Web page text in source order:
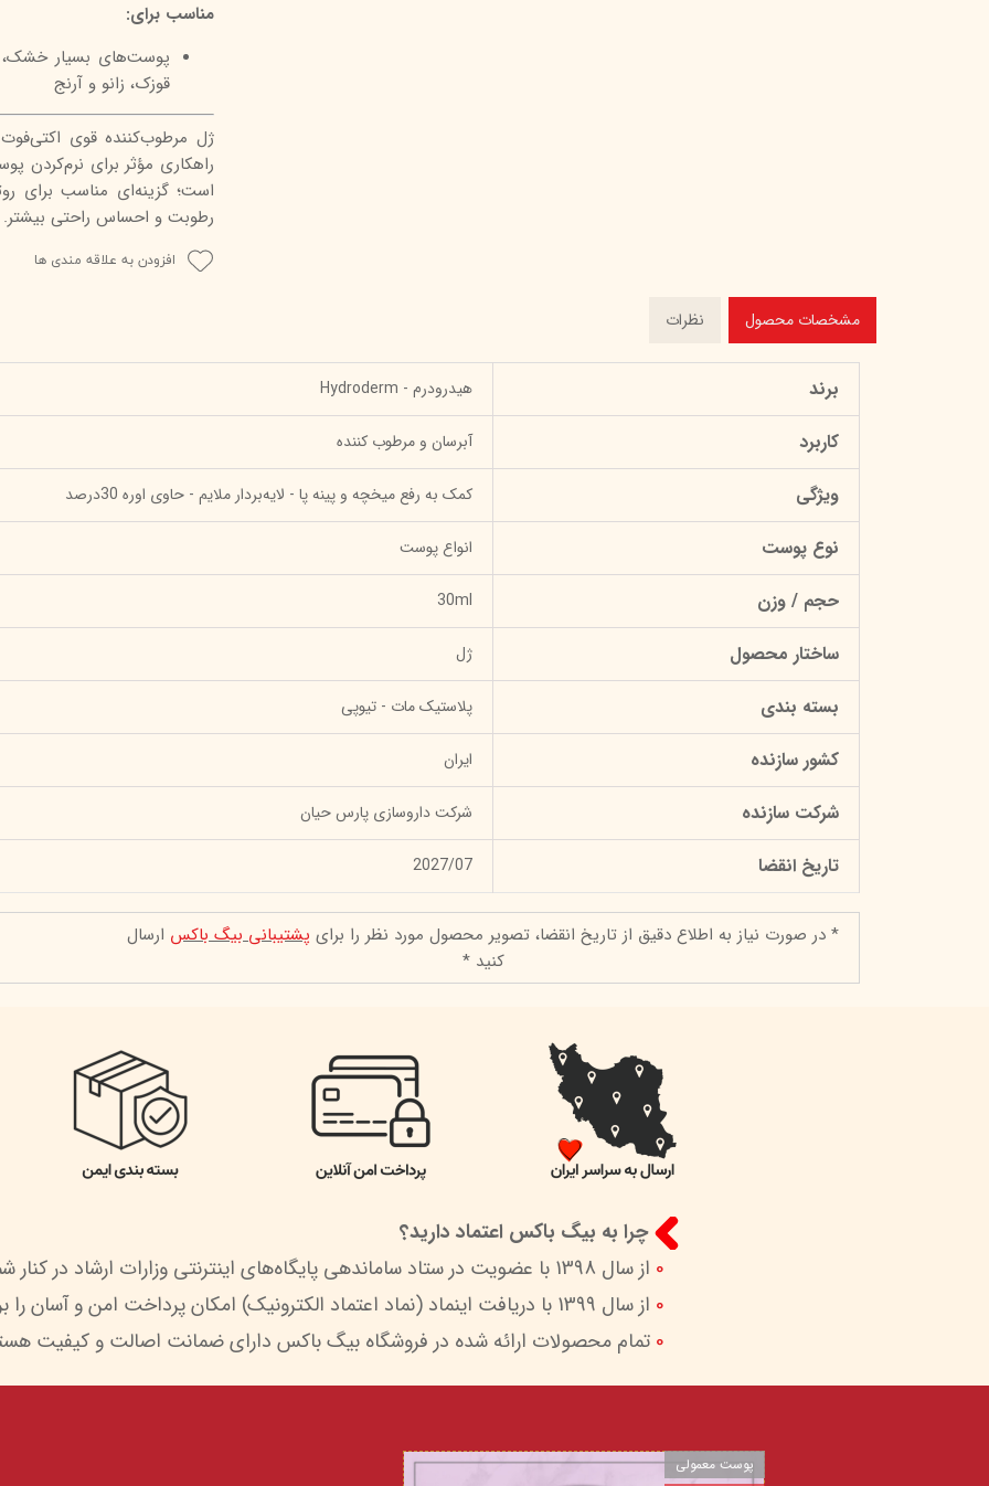
مناسب برای:
پوست‌های بسیار خشک،
قوزک، زانو و آرنج
راهکاری مؤثر برای
است؛ گزینه‌ای مناسب برای
رطوبت و احساس راحتی بیشتر.
افزودن به علاقه مندی ها
مشخصات محصول نظرات
برند هیدرودرم - Hydroderm
کاربرد آبرسان و مرطوب کننده
ویژگی کمک به رفع میخچه و پینه پا - لایه‌بردار ملایم - حاوی اوره 30درصد
نوع پوست انواع پوست
حجم / وزن 30ml
ساختار محصول ژل
بسته بندی پلاستیک مات - تیوپی
کشور سازنده ایران
شرکت سازنده شرکت داروسازی پارس حیان
تاریخ انقضا 2027/07
* در صورت نیاز به اطلاع دقیق از تاریخ انقضا، تصویر محصول مورد نظر را برای پشتیبانی بیگ باکس ارسال
کنید *
چرا به بیگ باکس اعتماد دارید؟
0 از سال 1398 با عضویت در ستاد ساماندهی پایگاه‌های اینترنتی وزارات ارشاد در کنار شما هستیم.
0 از سال 1399 با دریافت اینماد (نماد اعتماد الکترونیک) امکان پرداخت امن و آسان را برای شما فراهم کردیم.
0 تمام محصولات ارائه شده در فروشگاه بیگ باکس دارای ضمانت اصالت و کیفیت
پوست معمولی